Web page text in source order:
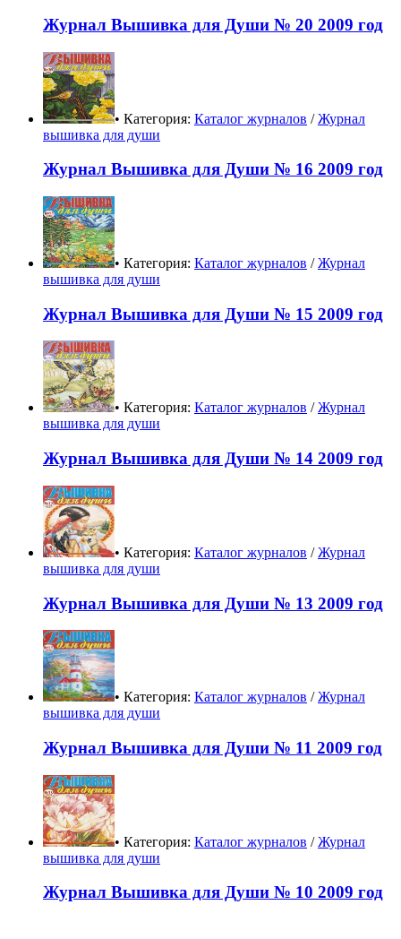
Журнал Вышивка для Души № 20 2009 год
• Категория: Каталог журналов /Журнал
вышивка для души
Журнал Вышивка для Души № 16 2009 год
• Категория: Каталог журналов /Журнал
вышивка для души
Журнал Вышивка для Души № 15 2009 год
• Категория: Каталог журналов /Журнал
вышивка для души
Журнал Вышивка для Души № 14 2009 год
• Категория: Каталог журналов /Журнал
вышивка для души
Журнал Вышивка для Души № 13 2009 год
• Категория: Каталог журналов /Журнал
вышивка для души
Журнал Вышивка для Души № 11 2009 год
• Категория: Каталог журналов /Журнал
вышивка для души
Журнал Вышивка для Души № 10 2009 год